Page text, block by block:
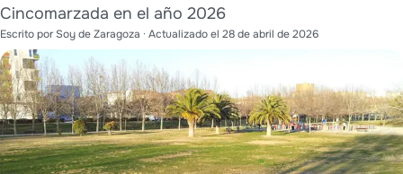
Cincomarzada en el año 2026
Escrito porSoy de Zaragoza · Actualizado el 28 de abril de 2026